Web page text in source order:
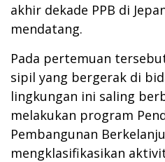
akhir dekade PPB di
mendatang.
Pada pertemuan
sipil yang bergerak di
lingkungan ini saling
melakukan program
Pembangunan
mengklasifikasikan